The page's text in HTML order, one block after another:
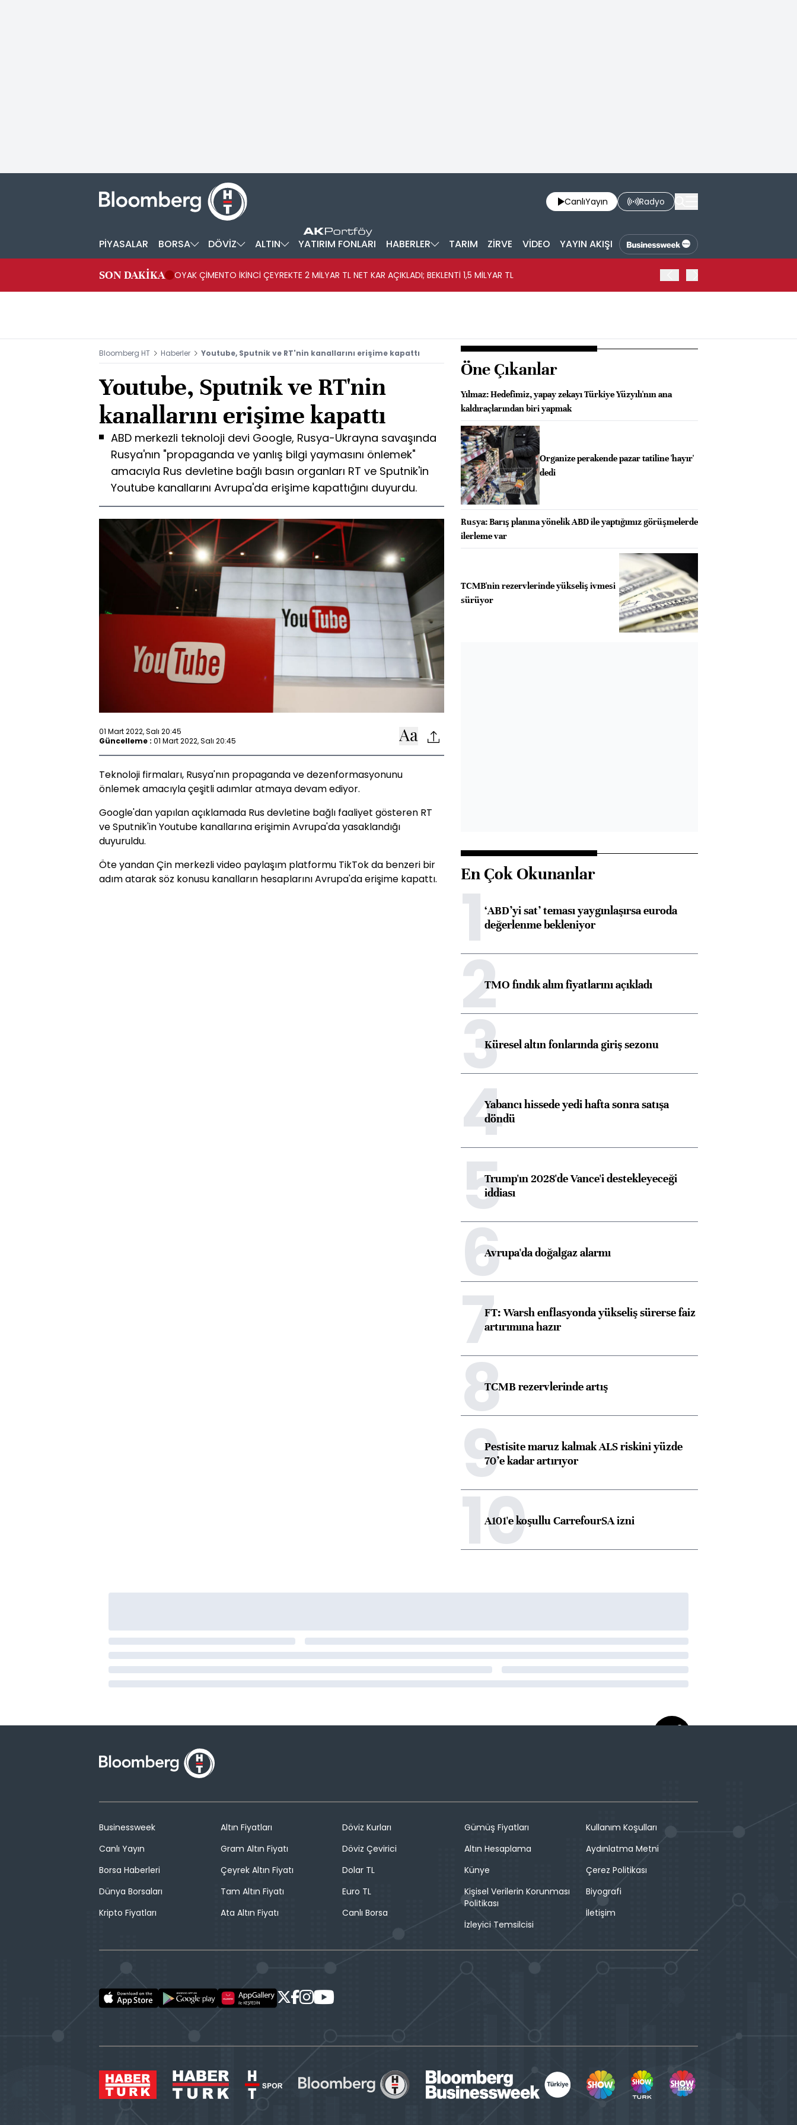
CanlıYayın Radyo
PİYASALAR BORSA DÖVİZ ALTIN YATIRIM FONLARI HABERLER TARIM ZİRVE VİDEO YAYIN AKIŞI
SON DAKİKA OYAK ÇİMENTO İKİNCİ ÇEYREKTE 2 MİLYAR TL NET KAR AÇIKLADI; BEKLENTİ 1,5 MİLYAR TL
Bloomberg HT Haberler Youtube, Sputnik ve RT'nin kanallarını erişime kapattı
Youtube, Sputnik ve RT'nin
kanallarını erişime kapattı
ABD merkezli teknoloji devi Google, Rusya-Ukrayna savaşında
Rusya'nın "propaganda ve yanlış bilgi yaymasını önlemek"
amacıyla Rus devletine bağlı basın organları RT ve Sputnik'in
Youtube kanallarını Avrupa'da erişime kapattığını duyurdu.
01 Mart 2022, Salı 20:45
Güncelleme : 01 Mart 2022, Salı 20:45
Teknoloji firmaları, Rusya'nın propaganda ve dezenformasyonunu
önlemek amacıyla çeşitli adımlar atmaya devam ediyor.
Google'dan yapılan açıklamada Rus devletine bağlı faaliyet gösteren RT
ve Sputnik'in Youtube kanallarına erişimin Avrupa'da yasaklandığı
duyuruldu.
Öte yandan Çin merkezli video paylaşım platformu TikTok da benzeri bir
adım atarak söz konusu kanalların hesaplarını Avrupa'da erişime kapattı.
Öne Çıkanlar
Yılmaz: Hedefimiz, yapay zekayı Türkiye Yüzyılı'nın ana
kaldıraçlarından biri yapmak
Organize perakende pazar tatiline 'hayır'
dedi
Rusya: Barış planına yönelik ABD ile yaptığımız görüşmelerde
ilerleme var
TCMB'nin rezervlerinde yükseliş ivmesi
sürüyor
En Çok Okunanlar
1‘ABD’yi sat’ teması yaygınlaşırsa euroda
değerlenme bekleniyor
2TMO fındık alım fiyatlarını açıkladı
3Küresel altın fonlarında giriş sezonu
4Yabancı hissede yedi hafta sonra satışa
döndü
5Trump'ın 2028'de Vance'i destekleyeceği
iddiası
6Avrupa'da doğalgaz alarmı
7FT: Warsh enflasyonda yükseliş sürerse faiz
artırımına hazır
8TCMB rezervlerinde artış
9Pestisite maruz kalmak ALS riskini yüzde
70’e kadar artırıyor
10
A101'e koşullu CarrefourSA izni
Businessweek
Canlı Yayın
Borsa Haberleri
Dünya Borsaları
Kripto Fiyatları
Altın Fiyatları
Gram Altın Fiyatı
Çeyrek Altın Fiyatı
Tam Altın Fiyatı
Ata Altın Fiyatı
Döviz Kurları
Döviz Çevirici
Dolar TL
Euro TL
Canlı Borsa
Gümüş Fiyatları
Altın Hesaplama
Künye
Kişisel Verilerin Korunması
Politikası
İzleyici Temsilcisi
Kullanım Koşulları
Aydınlatma Metni
Çerez Politikası
Biyografi
İletişim